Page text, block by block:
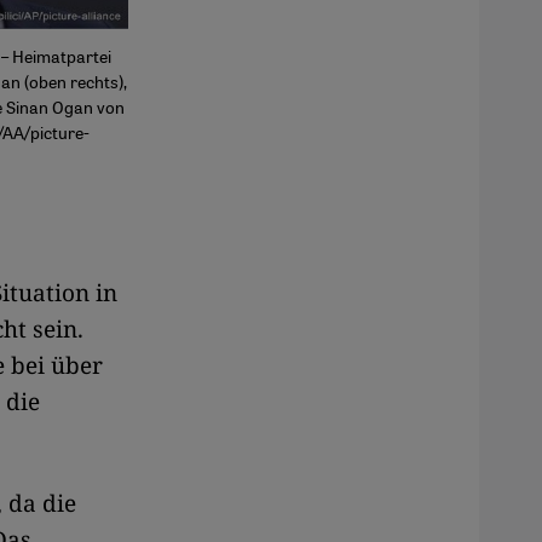
Heimatpartei
(oben rechts),
Ogan von
AA/picture-
in
sein.
bei über
die
da die